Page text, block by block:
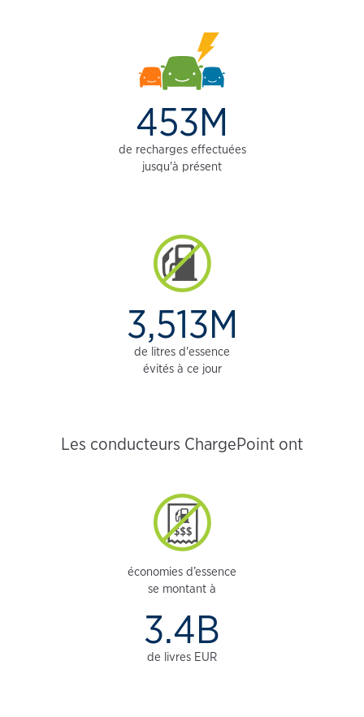
453M
de recharges effectuées
jusqu'à présent
3,513M
de litres d'essence
évités à ce jour
Les conducteurs ChargePoint ont
économies d’essence
se montant à
3.4B
de livres EUR